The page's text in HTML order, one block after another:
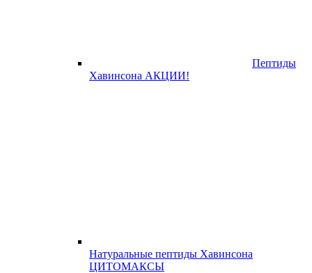
Пептиды
Хавинсона АКЦИИ!
Натуральные пептиды Хавинсона
ЦИТОМАКСЫ